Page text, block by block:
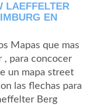
LAEFFELTER
EN
Mapas que mas
, para concocer
un mapa street
las flechas para
Berg